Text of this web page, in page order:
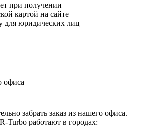
при получении
картой на сайте
для юридических лиц
офиса
забрать заказ из нашего офиса.
Turbo работают в городах: